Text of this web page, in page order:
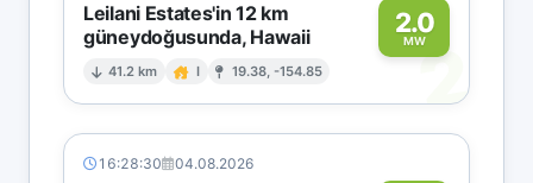
Leilani Estates'in 12 km
güneydoğusunda, Hawaii
41.2 km I 19.38, -154.85
2.0
MW2
16:28:30 04.08.2026